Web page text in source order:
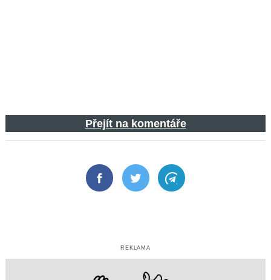
Přejít na komentáře
FacebookTwitter Telegram
REKLAMA